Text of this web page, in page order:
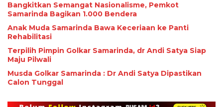
Bangkitkan Semangat Nasionalisme, Pemkot
Samarinda Bagikan 1.000 Bendera
Anak Muda Samarinda Bawa Keceriaan ke Panti
Rehabilitasi
Terpilih Pimpin Golkar Samarinda, dr Andi Satya Siap
Maju Pilwali
Musda Golkar Samarinda : Dr Andi Satya Dipastikan
Calon Tunggal